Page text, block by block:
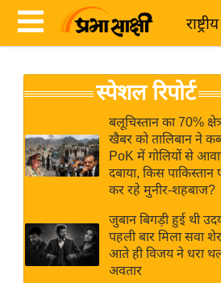
राष्ट्रीय
News
Hindi
Hindi
Live
ब
र
अंतर्राष्ट्रीय
बिज़नेस
उद्योग
स्पेशल रिपोर्ट
बलूचिस्तान का 70%
खैबर को तालिबान ने
PoK में गोलियों से
दबाया, किस
कर रहे मुनीर-शहबाज?
जुबान बिगड़ी हुई थी
पहली बार मिला सवा
आते ही विजय ने धरा
अवतार